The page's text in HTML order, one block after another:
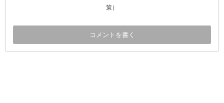
策）